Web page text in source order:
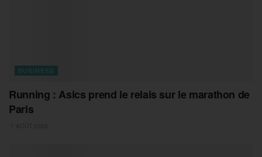
BUSINESS
Running : Asics prend le relais sur le marathon de
Paris